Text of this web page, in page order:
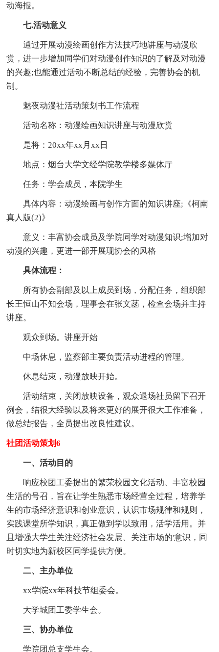
动海报。
七.活动意义
通过开展动漫绘画创作方法技巧地讲座与动漫欣
赏，进一步增加同学们对动漫创作知识的了解及对动漫
的兴趣;也能通过活动不断总结的经验，完善协会的机
制。
魅夜动漫社活动策划书工作流程
活动名称：动漫绘画知识讲座与动漫欣赏
是将：20xx年xx月xx日
地点：烟台大学文经学院教学楼多媒体厅
任务：学会成员，本院学生
具体内容：动漫绘画与创作方面的知识讲座;《柯南
真人版(2)》
意义：丰富协会成员及学院同学对动漫知识;增加对
动漫的兴趣，更进一部开展现协会的风格
具体流程：
所有协会副部及以上成员到场，分配任务，组织部
长王恒山不知会场，理事会在张文菡，检查会场并主持
讲座。
观众到场。讲座开始
中场休息，监察部主要负责活动进程的管理。
休息结束，动漫放映开始。
活动结束，关闭放映设备，观众退场社员留下召开
例会，结很大经验以及将来更好的展开很大工作准备，
做总结报告，全员提出改良性建议。
社团活动策划6
一、活动目的
响应校团工委提出的繁荣校园文化活动、丰富校园
生活的号召，旨在让学生熟悉市场经营全过程，培养学
生的市场经济意识和创业意识，认识市场规律和规则，
实践课堂所学知识，真正做到学以致用，活学活用。并
且增强大学生关注经济社会发展、关注市场的'意识，同
时切实地为新校区同学提供方便。
二、主办单位
xx学院xx年科技节组委会。
大学城团工委学生会。
三、协办单位
学院团总支学生会。